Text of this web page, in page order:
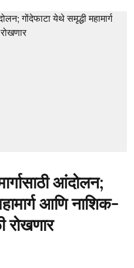
आंदोलन;
आणि नाशिक-
रोखणार